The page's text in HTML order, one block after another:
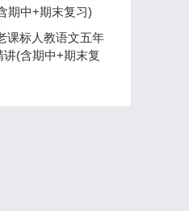
期中+期末复习)
课标人教语文五年
(含期中+期末复